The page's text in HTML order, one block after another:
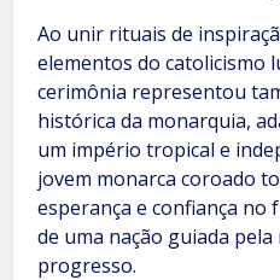
Ao unir rituais de
elementos do catolicismo
cerimônia representou
histórica da monarquia,
um império tropical e
jovem monarca coroado
esperança e confiança
de uma nação guiada
progresso.